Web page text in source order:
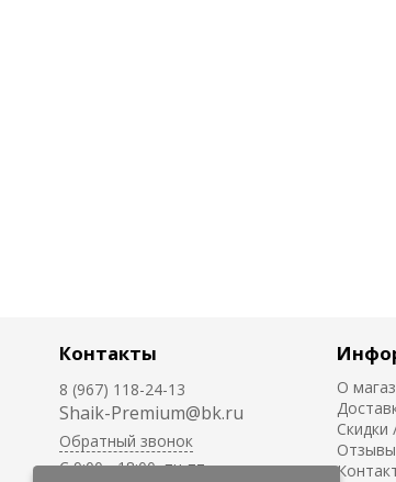
Контакты
8 (967) 118-24-13
Shaik-Premium@bk.ru
Обратный звонок
C 9:00 - 18:00, пн-пт
О
Скидки
Отзывы